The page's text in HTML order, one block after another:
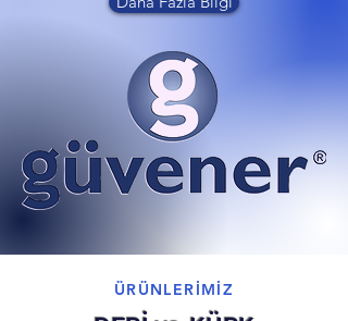
ÜRÜNLERİMİZ